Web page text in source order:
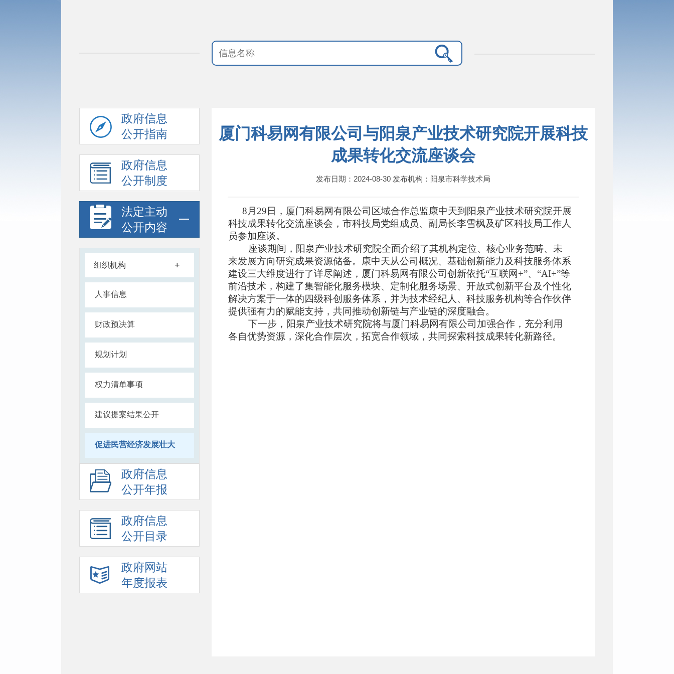
政府信息
公开指南
政府信息
公开制度
法定主动
公开内容
组织机构 +
人事信息
财政预决算
规划计划
权力清单事项
建议提案结果公开
促进民营经济发展壮大
政府信息
公开年报
政府信息
公开目录
政府网站
年度报表
厦门科易网有限公司与阳泉产业技术研究院开展科技
成果转化交流座谈会
发布日期：2024-08-30 发布机构：阳泉市科学技术局
8月29日，厦门科易网有限公司区域合作总监康中天到阳泉产业技术研究院开展
科技成果转化交流座谈会，市科技局党组成员、副局长李雪枫及矿区科技局工作人
员参加座谈。
座谈期间，阳泉产业技术研究院全面介绍了其机构定位、核心业务范畴、未
来发展方向研究成果资源储备。康中天从公司概况、基础创新能力及科技服务体系
建设三大维度进行了详尽阐述，厦门科易网有限公司创新依托“互联网+”、“AI+”等
前沿技术，构建了集智能化服务模块、定制化服务场景、开放式创新平台及个性化
解决方案于一体的四级科创服务体系，并为技术经纪人、科技服务机构等合作伙伴
提供强有力的赋能支持，共同推动创新链与产业链的深度融合。
下一步，阳泉产业技术研究院将与厦门科易网有限公司加强合作，充分利用
各自优势资源，深化合作层次，拓宽合作领域，共同探索科技成果转化新路径。